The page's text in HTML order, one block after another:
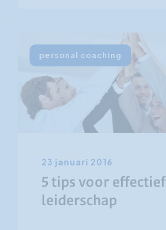
personal coaching
23 januari 2016
5 tips voor effectief
leiderschap